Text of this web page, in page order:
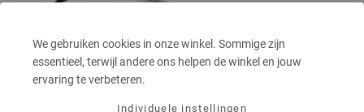
We gebruiken cookies in onze winkel. Sommige zijn
essentieel, terwijl andere ons helpen de winkel en jouw
ervaring te verbeteren.
Individuele instellingen